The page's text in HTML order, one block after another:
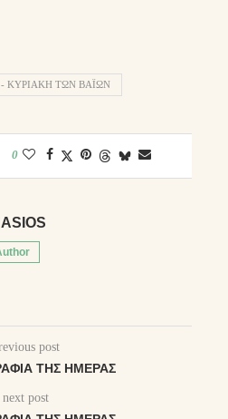
ΚΥΡΙΑΚΗ ΤΩΝ ΒΑΪΩΝ
0
post
ΤΗΣ ΗΜΈΡΑΣ
next post